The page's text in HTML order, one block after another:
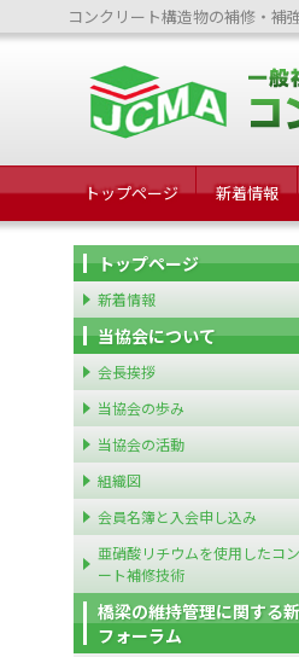
コンクリート構造物の補修・補
トップページ 新着情報
トップページ
新着情報
当協会について
会長挨拶
当協会の歩み
当協会の活動
組織図
会員名簿と入会申し込み
亜硝酸リチウムを使用したコ
ート補修技術
橋梁の維持管理に関する
フォーラム